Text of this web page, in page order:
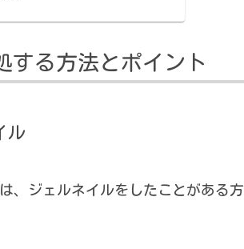
する方法とポイント
ル
、ジェルネイルをしたことがある方